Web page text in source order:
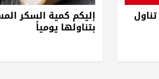
إليكم كمية السكر
بتناولها يومياً